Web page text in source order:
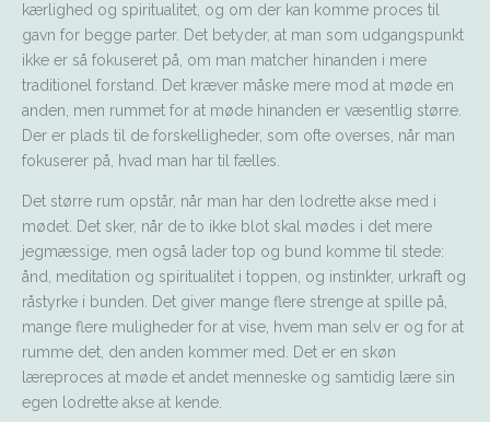
kærlighed og spiritualitet, og om der kan komme proces til
gavn for begge parter. Det betyder, at man som udgangspunkt
ikke er så fokuseret på, om man matcher hinanden i mere
traditionel forstand. Det kræver måske mere mod at møde en
anden, men rummet for at møde hinanden er væsentlig større.
Der er plads til de forskelligheder, som ofte overses, når man
fokuserer på, hvad man har til fælles.
Det større rum opstår, når man har den lodrette akse med i
mødet. Det sker, når de to ikke blot skal mødes i det mere
jegmæssige, men også lader top og bund komme til stede:
ånd, meditation og spiritualitet i toppen, og instinkter, urkraft og
råstyrke i bunden. Det giver mange flere strenge at spille på,
mange flere muligheder for at vise, hvem man selv er og for at
rumme det, den anden kommer med. Det er en skøn
læreproces at møde et andet menneske og samtidig lære sin
egen lodrette akse at kende.